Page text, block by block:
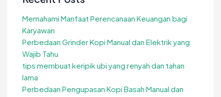
Memahami Manfaat Perencanaan Keuangan bagi
Karyawan
Perbedaan Grinder Kopi Manual dan Elektrik yang
Wajib Tahu
tips membuat keripik ubi yang renyah dan tahan
lama
Perbedaan Pengupasan Kopi Basah Manual dan